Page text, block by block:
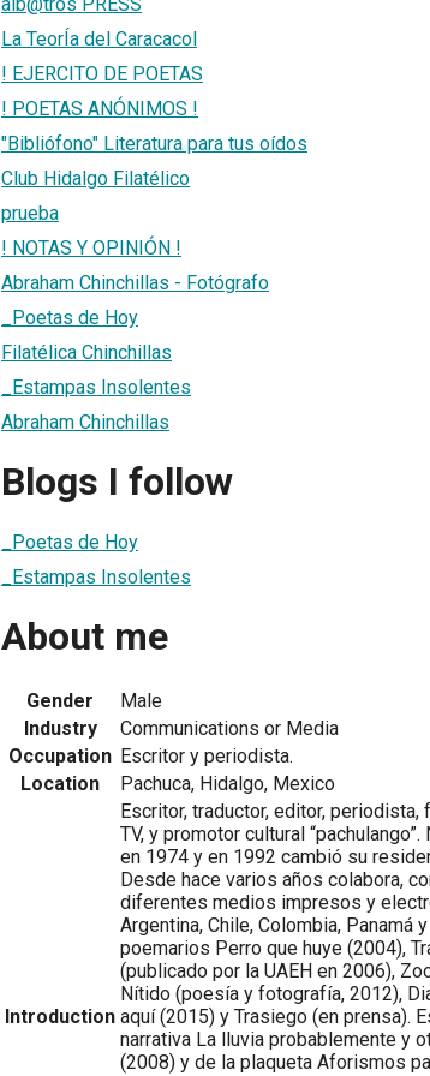
La TeorÍa del Caracacol
! EJERCITO DE POETAS
! POETAS ANÓNIMOS !
"Bibliófono" Literatura para tus oídos
Club Hidalgo Filatélico
prueba
! NOTAS Y OPINIÓN !
Abraham Chinchillas - Fotógrafo
_Poetas de Hoy
Filatélica Chinchillas
_Estampas Insolentes
Abraham Chinchillas
Blogs I follow
_Poetas de Hoy
_Estampas Insolentes
About me
Gender
Male
Industry
Communications or Media
Occupation Escritor y periodista.
Location
Pachuca, Hidalgo, Mexico
Introduction
Escritor, traductor, editor,
TV, y promotor cultural
en 1974 y en 1992 cambió su
Desde hace varios años colabora,
diferentes medios impresos y
Argentina, Chile, Colombia, Panamá
poemarios Perro que huye (2004),
(publicado por la UAEH en 2006),
Nítido (poesía y fotografía, 2012),
aquí (2015) y Trasiego (en prensa).
narrativa La lluvia probablemente y
(2008) y de la plaqueta Aforismos